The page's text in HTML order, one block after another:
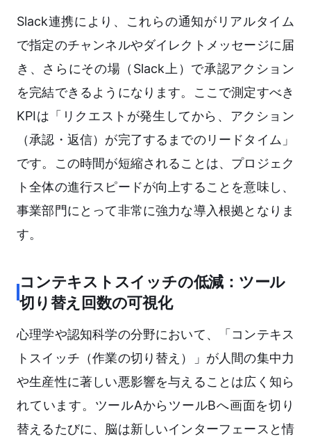
Slack連携により、これらの通知がリアルタイム
で指定のチャンネルやダイレクトメッセージに届
き、さらにその場（Slack上）で承認アクション
を完結できるようになります。ここで測定すべき
KPIは「リクエストが発生してから、アクション
（承認・返信）が完了するまでのリードタイム」
です。この時間が短縮されることは、プロジェク
ト全体の進行スピードが向上することを意味し、
事業部門にとって非常に強力な導入根拠となりま
す。
コンテキストスイッチの低減：ツール
切り替え回数の可視化
心理学や認知科学の分野において、「コンテキス
トスイッチ（作業の切り替え）」が人間の集中力
や生産性に著しい悪影響を与えることは広く知ら
れています。ツールAからツールBへ画面を切り
替えるたびに、脳は新しいインターフェースと情